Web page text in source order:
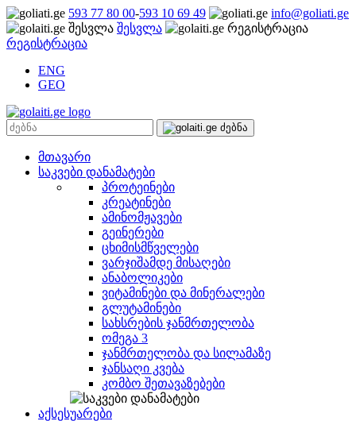
593 77 80 00-593 10 69 49
info@goliati.ge
შესვლა
რეგისტრაცია
ENG
GEO
მთავარი
საკვები დანამატები
პროტეინები
კრეატინები
ამინომჟავები
გეინერები
ცხიმისმწველები
ვარჯიშამდე მისაღები
ანაბოლიკები
ვიტამინები და მინერალები
გლუტამინები
სახსრების ჯანმრთელობა
ომეგა 3
ჯანმრთელობა და სილამაზე
ჯანსაღი კვება
კომბო შეთავაზებები
აქსესუარები